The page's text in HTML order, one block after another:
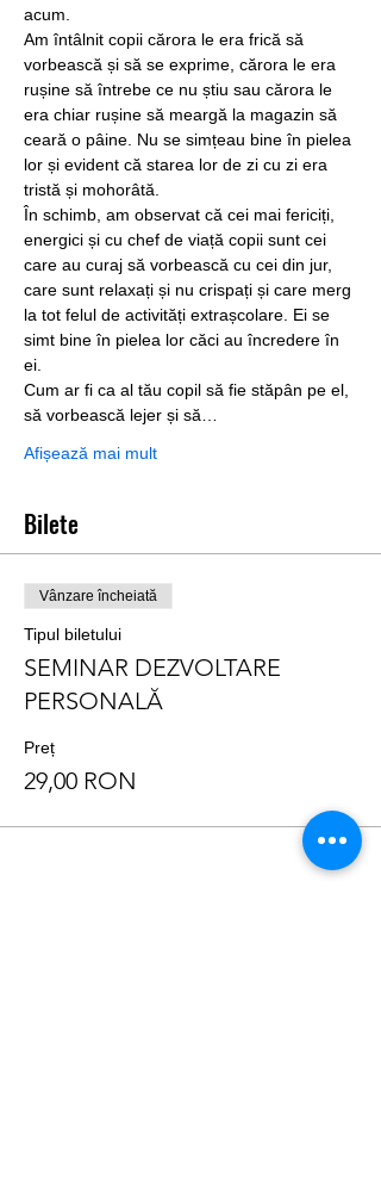
acum.
Am întâlnit copii cărora le era frică să
vorbească și să se exprime, cărora le era
rușine să întrebe ce nu știu sau cărora le
era chiar rușine să meargă la magazin să
ceară o pâine. Nu se simțeau bine în pielea
lor și evident că starea lor de zi cu zi era
tristă și mohorâtă.
În schimb, am observat că cei mai fericiți,
energici și cu chef de viață copii sunt cei
care au curaj să vorbească cu cei din jur,
care sunt relaxați și nu crispați și care merg
la tot felul de activități extrașcolare. Ei se
simt bine în pielea lor căci au încredere în
ei.
Cum ar fi ca al tău copil să fie stăpân pe el,
să vorbească lejer și să…
Afișează mai mult
Bilete
Vânzare încheiată
Tipul biletului
SEMINAR DEZVOLTARE
PERSONALĂ
Preț
29,00 RON